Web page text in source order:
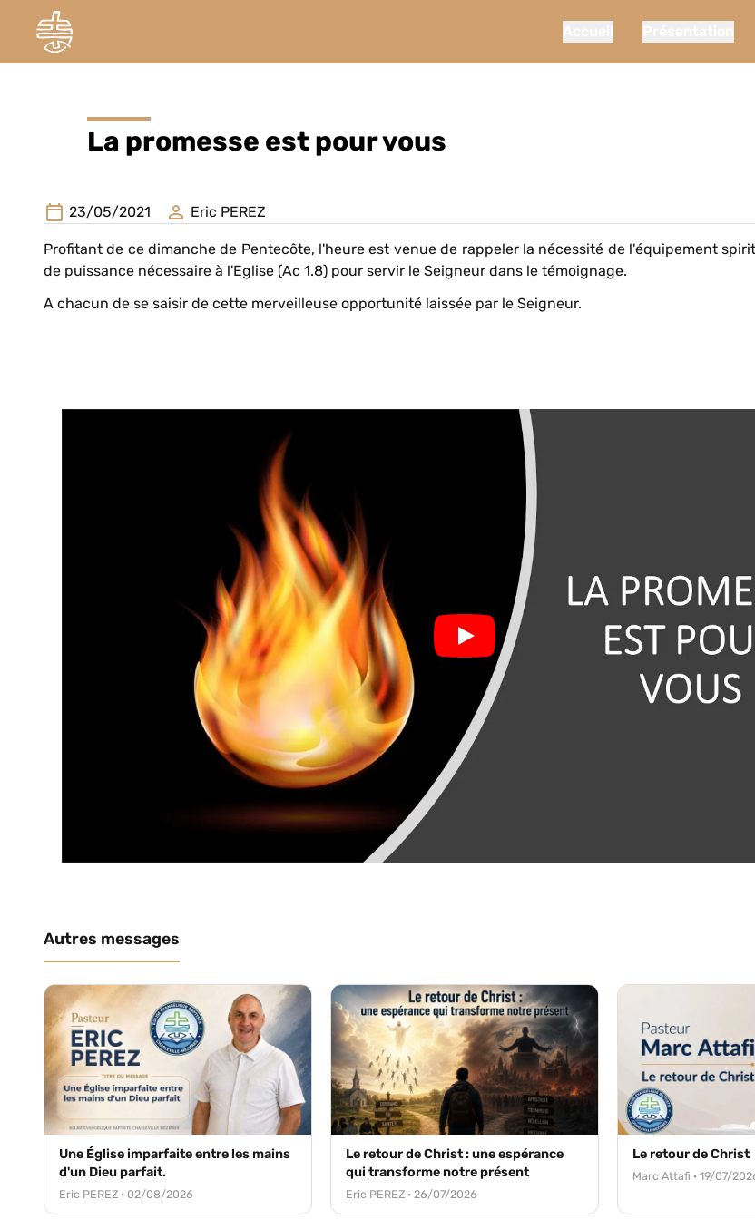
La promesse est pour vous
23/05/2021 Eric PEREZ
Profitant de ce dimanche de Pentecôte, l'heure est venue de rappeler la nécessité de l'équipement
de puissance nécessaire à l'Eglise (Ac 1.8) pour servir le Seigneur dans le témoignage.
A chacun de se saisir de cette merveilleuse opportunité laissée par le Seigneur.
Autres messages
Une Église imparfaite entre les mains
d'un Dieu parfait.
Eric PEREZ · 02/08/2026
Le retour de Christ : une espérance
qui transforme notre présent
Eric PEREZ · 26/07/2026
Le retour de Christ
Marc Attafi · 19/07/